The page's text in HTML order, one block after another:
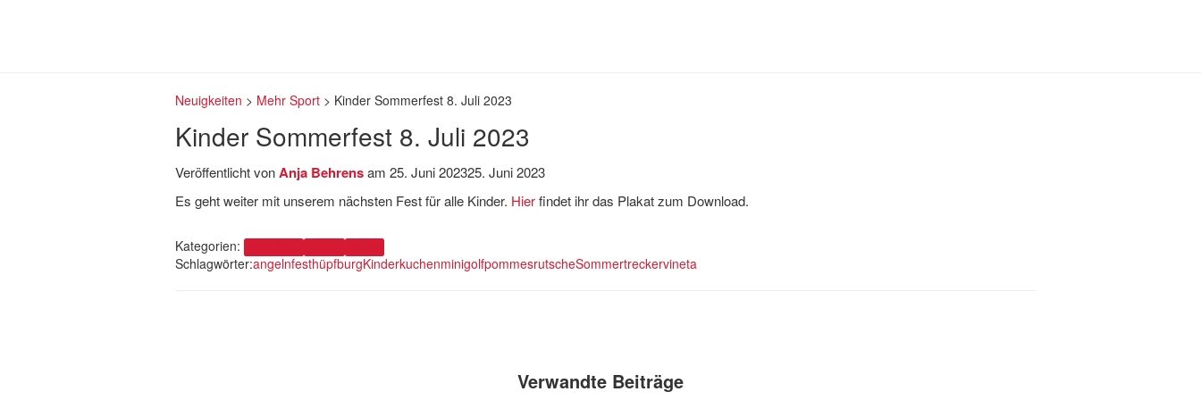
Neuigkeiten > Mehr Sport> Kinder Sommerfest 8. Juli 2023
Kinder Sommerfest 8. Juli 2023
Veröffentlicht vonAnja Behrensam 25. Juni 202325. Juni 2023
Es geht weiter mit unserem nächsten Fest für alle Kinder. Hierfindet ihr das Plakat zum Download.
Kategorien:
Schlagwörter:angelnfesthüpfburgKinderkuchenminigolfpommesrutscheSommertreckervineta
Verwandte Beiträge